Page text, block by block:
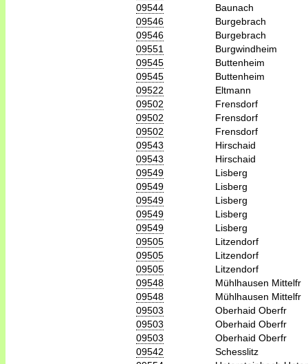
09544
Baunach
09546
Burgebrach
09546
Burgebrach
09551
Burgwindheim
09545
Buttenheim
09545
Buttenheim
09522
Eltmann
09502
Frensdorf
09502
Frensdorf
09502
Frensdorf
09543
Hirschaid
09543
Hirschaid
09549
Lisberg
09549
Lisberg
09549
Lisberg
09549
Lisberg
09549
Lisberg
09505
Litzendorf
09505
Litzendorf
09505
Litzendorf
09548
Mühlhausen Mittelfr
09548
Mühlhausen Mittelfr
09503
Oberhaid Oberfr
09503
Oberhaid Oberfr
09503
Oberhaid Oberfr
09542
Schesslitz